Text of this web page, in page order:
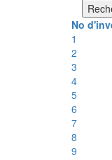
No
1
2
3
4
5
6
7
8
9